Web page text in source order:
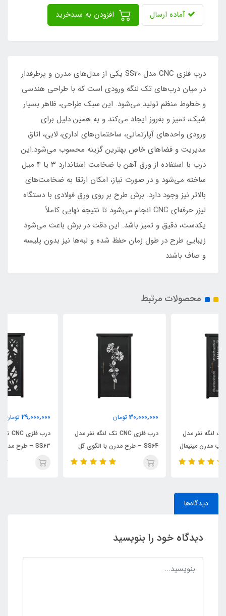
آماده ارسال
درب فلزی CNC مدل SS20 یکی از مدل‌های مدرن و پرطرفدار
در میان درب‌های تک لنگه ورودی است که با طراحی هندسی
و خطوط منظم تولید می‌شود. این سبک طراحی، ظاهر بسیار
شیک، تمیز و به‌روز ایجاد می‌کند و به همین دلیل برای
ورودی واحدهای آپارتمانی، ساختمان‌های اداری، لابی، اتاق
مدیریت و فضاهای خاص بهترین گزینه محسوب می‌شود.این
درب با استفاده از ورق آهن با ضخامت استاندارد ۳ یا ۴ میل
ساخته می‌شود و در صورت نیاز، امکان ارتقا به ضخامت‌های
بالاتر نیز وجود دارد. برش طرح بر روی ورق فولادی با دستگاه
لیزر حرفه‌ای CNC انجام می‌شود تا نتیجه نهایی کاملاً
یکدست، دقیق و تمیز باشد. این دقت در برش باعث می‌شود
زیبایی طرح در طول زمان حفظ شده و لبه‌ها نیز بدون پلیسه
و صاف باشند
محصولات مرتبط
درب فلزی CNC تک لنگه نفر مدل
SS64 – طرح مدرن با الگوی گل
زیبا
درب فلزی CNC تک لنگه نفر مدل
SS63 – طرح مدرن با قاب خاص و
خطوط مینیمال
دیدگاه‌ها
دیدگاه خود را بنویسید